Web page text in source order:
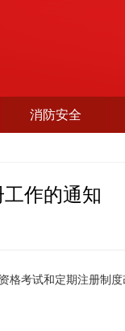
消防安全
作的通知
格考试和定期注册制